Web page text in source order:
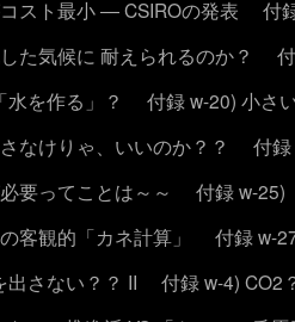
スト最小 ― CSIROの発表
付
た気候に 耐えられるのか？
を作る」？
付録 w-20) 小さ
なけりゃ、いいのか？？
付
要ってことは～～
付録 w-25)
客観的「カネ計算」
付録 w-
出さない？？ II
付録 w-4) CO2